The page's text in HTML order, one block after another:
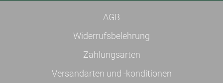
AGB
Widerrufsbelehrung
Zahlungsarten
Versandarten und -konditionen